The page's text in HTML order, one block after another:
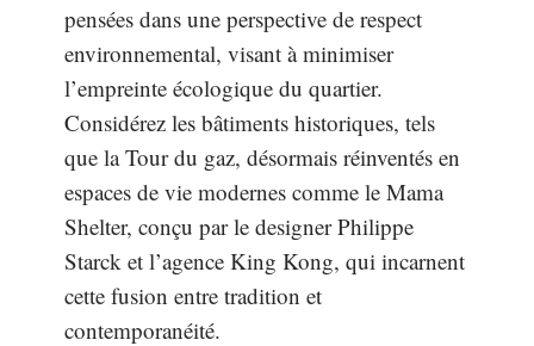
pensées dans une perspective de respect
environnemental, visant à minimiser
l’empreinte écologique du quartier.
Considérez les bâtiments historiques, tels
que la Tour du gaz, désormais réinventés en
espaces de vie modernes comme le Mama
Shelter, conçu par le designer Philippe
Starck et l’agence King Kong, qui incarnent
cette fusion entre tradition et
contemporanéité.